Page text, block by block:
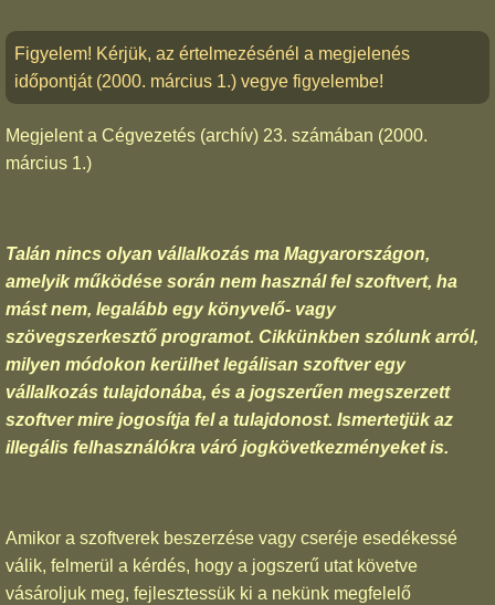
Figyelem! Kérjük, az értelmezésénél a megjelenés
időpontját (2000. március 1.) vegye figyelembe!
Megjelent a Cégvezetés (archív) 23. számában (2000.
március 1.)
Talán nincs olyan vállalkozás ma Magyarországon,
amelyik működése során nem használ fel szoftvert, ha
mást nem, legalább egy könyvelő- vagy
szövegszerkesztő programot. Cikkünkben szólunk arról,
milyen módokon kerülhet legálisan szoftver egy
vállalkozás tulajdonába, és a jogszerűen megszerzett
szoftver mire jogosítja fel a tulajdonost. Ismertetjük az
illegális felhasználókra váró jogkövetkezményeket is.
Amikor a szoftverek beszerzése vagy cseréje esedékessé
válik, felmerül a kérdés, hogy a jogszerű utat követve
vásároljuk meg, fejlesztessük ki a nekünk megfelelő